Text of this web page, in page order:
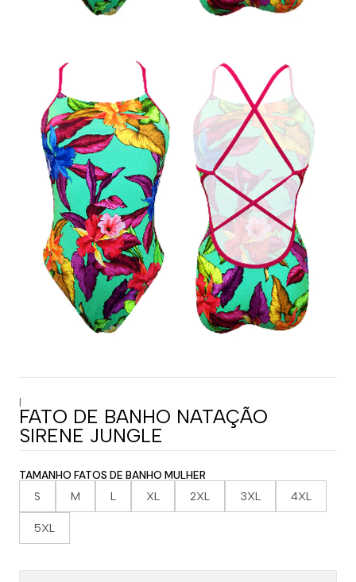
|
FATO DE BANHO NATAÇÃO
SIRENE JUNGLE
TAMANHO FATOS DE BANHO MULHER
S M L XL 2XL 3XL 4XL
5XL